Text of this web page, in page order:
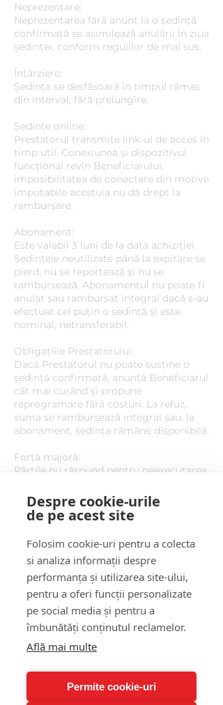
Despre cookie-urile
de pe acest site
Folosim cookie-uri pentru a colecta
si analiza informații despre
performanța și utilizarea site-ului,
pentru a oferi funcții personalizate
pe social media și pentru a
îmbunătăți conținutul reclamelor.
Află mai multe
Permite cookie-uri
Neprezentare:
Neprezentarea fără anunț la o ședință
confirmată se asimilează anulării în ziua
ședinței, conform regulilor de mai sus.
Întârziere:
Ședința se desfășoară în timpul rămas
din interval, fără prelungire.
Ședințe online:
Prestatorul transmite link-ul de acces în
timp util. Conexiunea și dispozitivul
funcțional revin Beneficiarului;
imposibilitatea de conectare din motive
imputabile acestuia nu dă drept la
rambursare.
Abonament:
Este valabil 3 luni de la data achiziției.
Ședințele neutilizate până la expirare se
pierd, nu se reportează și nu se
rambursează. Abonamentul nu poate fi
anulat sau rambursat integral dacă s-au
efectuat cel puțin o ședință și este
nominal, netransferabil.
Obligațiile Prestatorului:
Dacă Prestatorul nu poate susține o
ședință confirmată, anunță Beneficiarul
cât mai curând și propune
reprogramare fără costuri. La refuz,
suma se rambursează integral sau, la
abonament, ședința rămâne disponibilă.
Forță majoră:
Părțile nu răspund pentru neexecutarea
afectată se reprogramează fără
penalizări.
Fiecărui Beneficiar i se aplică versiunea
regulamentului valabilă la data
achiziției.
Detalii de contact
Romania
+40 736 709 521